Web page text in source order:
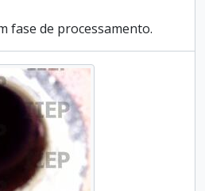
fase de processamento.